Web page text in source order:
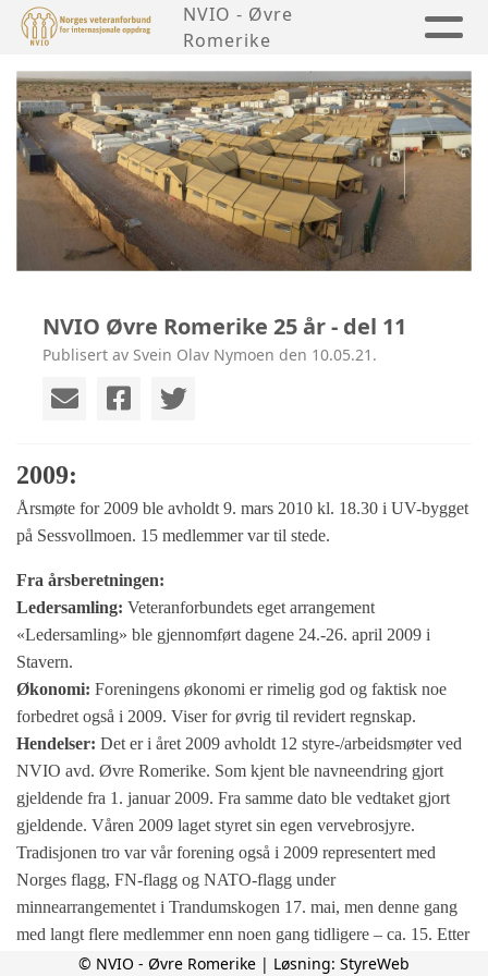
NVIO - Øvre
Romerike
NVIO Øvre Romerike 25 år - del 11
Publisert av Svein Olav Nymoen den 10.05.21.
2009:
Årsmøte for 2009 ble avholdt 9. mars 2010 kl. 18.30 i UV-bygget
på Sessvollmoen. 15 medlemmer var til stede.
Fra årsberetningen:
Ledersamling: Veteranforbundets eget arrangement
«Ledersamling» ble gjennomført dagene 24.-26. april 2009 i
Stavern.
Økonomi: Foreningens økonomi er rimelig god og faktisk noe
forbedret også i 2009. Viser for øvrig til revidert regnskap.
Hendelser: Det er i året 2009 avholdt 12 styre-/arbeidsmøter ved
NVIO avd. Øvre Romerike. Som kjent ble navneendring gjort
gjeldende fra 1. januar 2009. Fra samme dato ble vedtaket gjort
gjeldende. Våren 2009 laget styret sin egen vervebrosjyre.
Tradisjonen tro var vår forening også i 2009 representert med
Norges flagg, FN-flagg og NATO-flagg under
minnearrangementet i Trandumskogen 17. mai, men denne gang
med langt flere medlemmer enn noen gang tidligere – ca. 15. Etter
minnearrangementet ble våre medlemmer invitert til brunsj på
© NVIO - Øvre Romerike | Løsning: StyreWeb